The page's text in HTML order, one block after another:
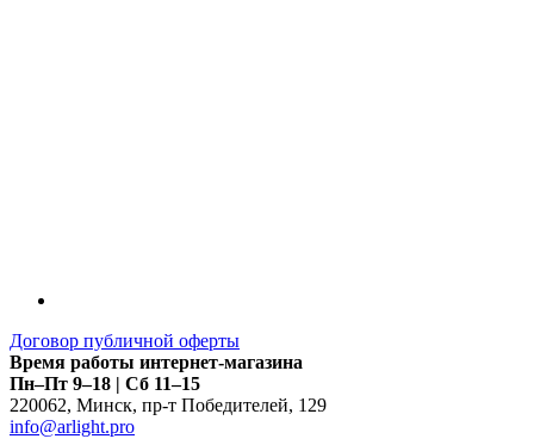
Договор публичной оферты
Время работы интернет-магазина
Пн–Пт 9–18 | Сб 11–15
220062, Минск, пр-т Победителей, 129
info@arlight.pro